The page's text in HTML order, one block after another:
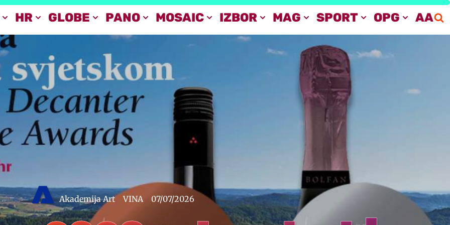
HR GLOBE PANO MOSAIC IZBOR MAG SPORT OPG AA
Akademija Art VINA 07/07/2026